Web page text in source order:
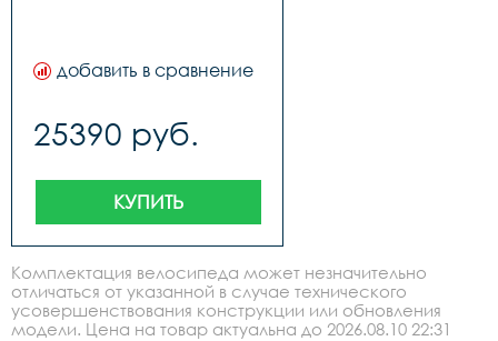
добавить в сравнение
25390 руб.
КУПИТЬ
Комплектация велосипеда может незначительно
отличаться от указанной в случае технического
усовершенствования конструкции или обновления
модели. Цена на товар актуальна до 2026.08.10 22:31